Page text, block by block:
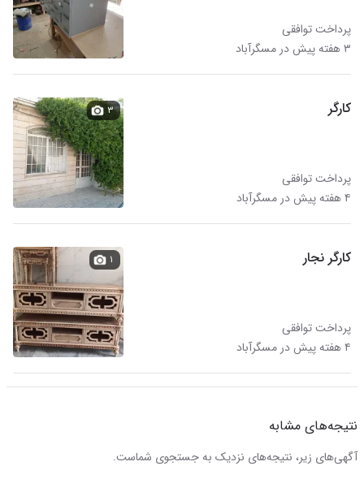
پرداخت توافقی
۳ هفته پیش در مسگرآباد
کارگر
پرداخت توافقی
۴ هفته پیش در مسگرآباد
۳
کارگر نجار
پرداخت توافقی
۴ هفته پیش در مسگرآباد
۱
نتیجه‌های مشابه
آگهی‌های زیر، نتیجه‌های نزدیک به جستجوی شماست.